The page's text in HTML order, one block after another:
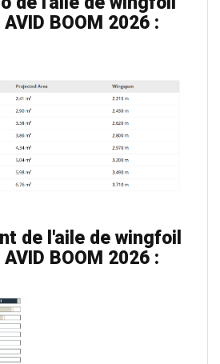
BOOM 2026 :
de l'aile de wingfoil
BOOM 2026 :